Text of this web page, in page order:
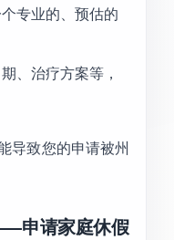
专业的、预估的
、治疗方案等，
导致您的申请被州
申请家庭休假